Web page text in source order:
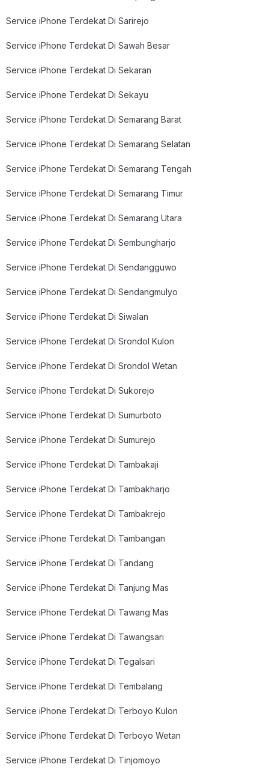
Service iPhone Terdekat Di Sarirejo
Service iPhone Terdekat Di Sawah Besar
Service iPhone Terdekat Di Sekaran
Service iPhone Terdekat Di Sekayu
Service iPhone Terdekat Di Semarang Barat
Service iPhone Terdekat Di Semarang Selatan
Service iPhone Terdekat Di Semarang Tengah
Service iPhone Terdekat Di Semarang Timur
Service iPhone Terdekat Di Semarang Utara
Service iPhone Terdekat Di Sembungharjo
Service iPhone Terdekat Di Sendangguwo
Service iPhone Terdekat Di Sendangmulyo
Service iPhone Terdekat Di Siwalan
Service iPhone Terdekat Di Srondol Kulon
Service iPhone Terdekat Di Srondol Wetan
Service iPhone Terdekat Di Sukorejo
Service iPhone Terdekat Di Sumurboto
Service iPhone Terdekat Di Sumurejo
Service iPhone Terdekat Di Tambakaji
Service iPhone Terdekat Di Tambakharjo
Service iPhone Terdekat Di Tambakrejo
Service iPhone Terdekat Di Tambangan
Service iPhone Terdekat Di Tandang
Service iPhone Terdekat Di Tanjung Mas
Service iPhone Terdekat Di Tawang Mas
Service iPhone Terdekat Di Tawangsari
Service iPhone Terdekat Di Tegalsari
Service iPhone Terdekat Di Tembalang
Service iPhone Terdekat Di Terboyo Kulon
Service iPhone Terdekat Di Terboyo Wetan
Service iPhone Terdekat Di Tinjomoyo